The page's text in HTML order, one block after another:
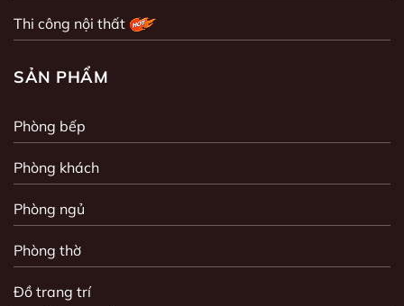
Thi công nội thất
SẢN PHẨM
Phòng bếp
Phòng khách
Phòng ngủ
Phòng thờ
Đồ trang trí